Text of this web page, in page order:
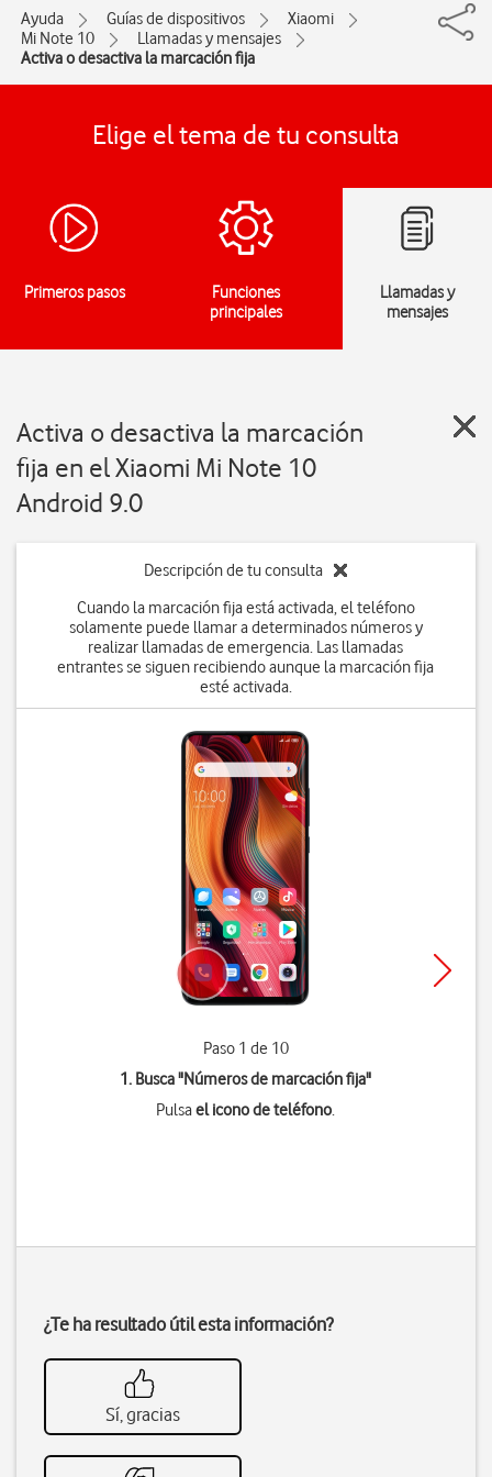
Ayuda Guías de dispositivos
Xiaomi
Mi Note 10
Llamadas y mensajes
Activa o desactiva la marcación fija
Elige el tema de tu consulta
Primeros pasos
Funciones
principales
Llamadas y
mensajes
Activa o desactiva la marcación
fija en el Xiaomi Mi Note 10
Android 9.0
Descripción de tu consulta
Cuando la marcación fija está activada, el teléfono
solamente puede llamar a determinados números y
realizar llamadas de emergencia. Las llamadas
entrantes se siguen recibiendo aunque la marcación fija
esté activada.
Paso 1 de 10
1. Busca "Números de marcación fija"
Pulsael icono de teléfono.
¿Te ha resultado útil esta información?
Sí, gracias